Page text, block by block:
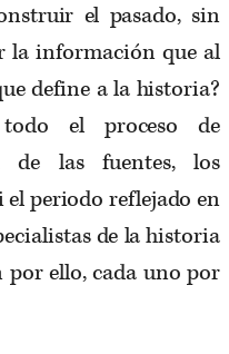
el pasado, sin
la información que al
define a la historia?
el proceso de
de las fuentes, los
el periodo reflejado en
de la historia
por ello, cada uno por